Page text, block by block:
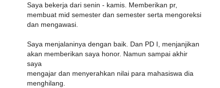
Saya bekerja dari senin - kamis. Memberikan pr,
membuat mid semester dan semester serta mengoreksi
dan mengawasi.
Saya menjalaninya dengan baik. Dan PD I, menjanjikan
akan memberikan saya honor. Namun sampai akhir
saya
mengajar dan menyerahkan nilai para mahasiswa dia
menghilang.